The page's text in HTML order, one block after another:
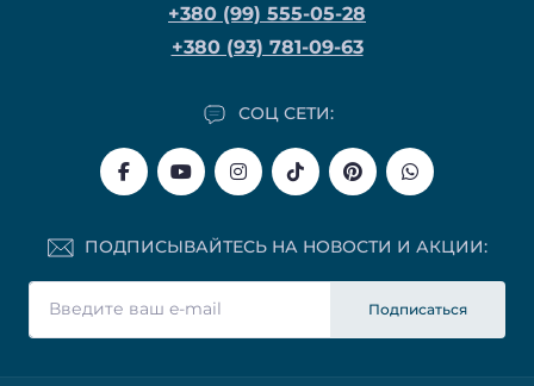
+380 (99) 555-05-28
+380 (93) 781-09-63
СОЦ СЕТИ:
ПОДПИСЫВАЙТЕСЬ НА НОВОСТИ И АКЦИИ:
Подписаться